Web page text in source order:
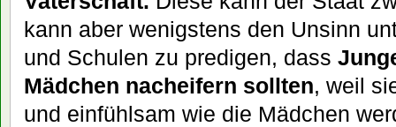
kann aber wenigstens den Unsinn
und Schulen zu predigen, dass
Mädchen nacheifern sollten, weil
und einfühlsam wie die Mädchen